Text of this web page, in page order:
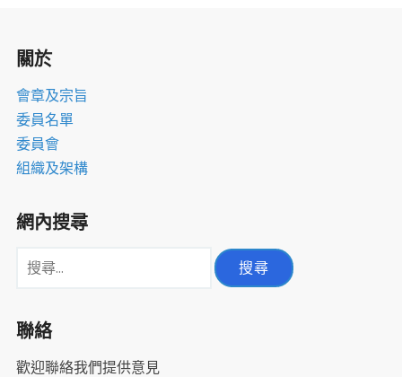
關於
會章及宗旨
委員名單
委員會
組織及架構
網內搜尋
搜
鍵
聯絡
歡迎聯絡我們提供意見